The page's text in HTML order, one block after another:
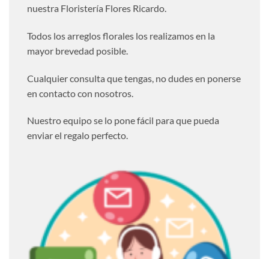
nuestra Floristería Flores Ricardo.
Todos los arreglos florales los realizamos en la
mayor brevedad posible.
Cualquier consulta que tengas, no dudes en ponerse
en contacto con nosotros.
Nuestro equipo se lo pone fácil para que pueda
enviar el regalo perfecto.